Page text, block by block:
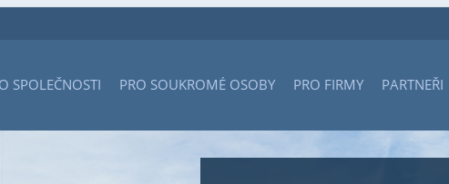
SPOLEČNOSTI PRO SOUKROMÉ OSOBY PRO FIRMY PARTNEŘI